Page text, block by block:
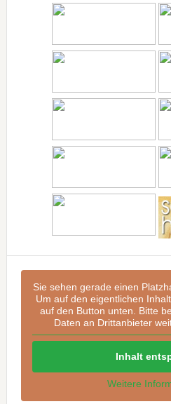
Sie sehen gerade einen
Um auf den eigentlichen
auf den Button unten. Bitte
Daten an Drittanbieter
Inhalt
Weitere